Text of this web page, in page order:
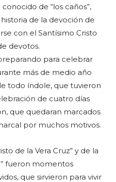
de “los caños”,
de la devoción de
con el Santísimo Cristo
devotos.
para celebrar
más de medio año
todo índole, que tuvieron
de cuatro días
que quedaran marcados
por muchos motivos.
de la Vera Cruz” y de la
fueron momentos
que sirvieron para vivir